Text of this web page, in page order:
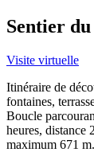
Sentier
Visite virtuelle
Itinéraire de
fontaines,
Boucle
heures, distance
maximum 671 m.